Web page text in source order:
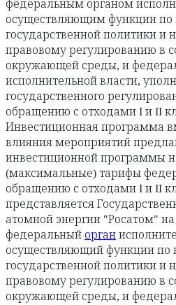
федеральным органом
осуществляющим функции по
государственной политики и
правовому регулированию в
окружающей среды, и
исполнительной власти,
государственного
обращению с отходами I и II
Инвестиционная программа
влияния мероприятий
инвестиционной программы
(максимальные) тарифы
обращению с отходами I и II
представляется
атомной энергии "Росатом" на
федеральный орган
осуществляющий функции по
государственной политики и
правовому регулированию в
окружающей среды, и